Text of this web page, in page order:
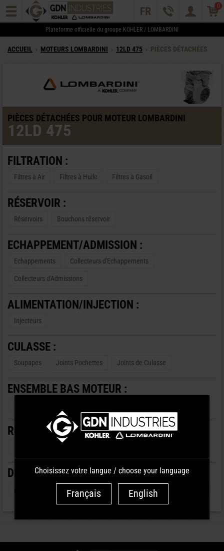
0
Plateforme officielle du groupe KOHLER / LOMBARDINI
ACCUEIL › MOTEURS LOMBARDINI › 12LD 475 › PIÈCES DÉTACHÉES
PIÈCES DÉTACHÉES POUR MOTEUR LOMBARDINI
12LD 475
FILTRATION :
Filtres à Air Filtres à Huile Filtres à Gasoil
RÉSERVOIR :
Réservoirs Bouchons réservoir
ECHAPPEMENT/ADMISSION :
Echappements Collecteurs d'Echappements
Collecteurs d'Admissions
ALIMENTATION/INJECTION :
Injecteurs
CULASSE :
Soupapes Joints Pochettes Joints de Culasse
ENSEMBLE BAS MOTEUR :
REFROIDISSEMENT :
DÉMARRAGE :
Démarreurs Régulateurs
Choisissez votre langue / choose your language
Français English